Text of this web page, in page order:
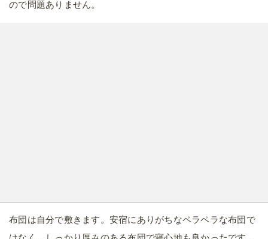
ので問題ありません。
布団は自分で敷きます。安宿にありがちなペラペラな布団で